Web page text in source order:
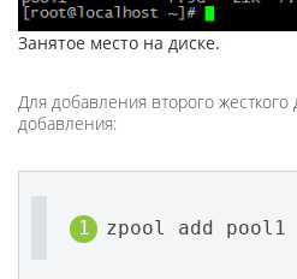
Занятое место на диске.
Для добавления второго жесткого
добавления:
zpool add